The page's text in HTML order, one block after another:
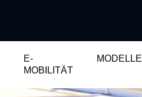
E-
MOBILITÄT
MODELLE